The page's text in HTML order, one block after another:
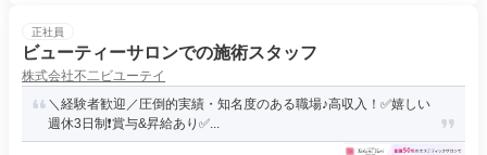
正社員
ビューティーサロンでの施術スタッフ
株式会社不二ビユーテイ
＼経験者歓迎／圧倒的実績・知名度のある職場♪高収入！✅嬉しい
週休3日制❗️賞与&昇給あり✅...